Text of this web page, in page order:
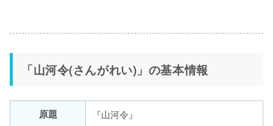
「山河令(さんがれい)」の基本情報
原題
『山河令』